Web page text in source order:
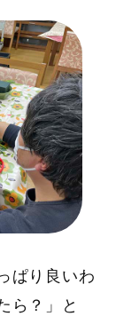
ぱり良いわ
ら？」と